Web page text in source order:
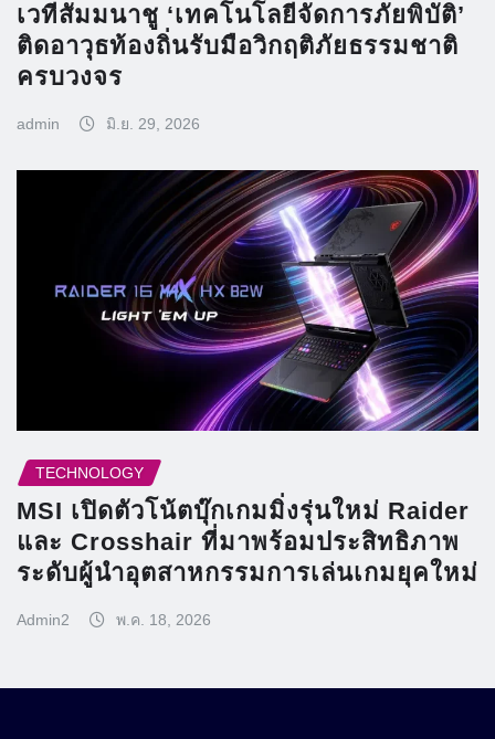
เวทีสัมมนาชู ‘เทคโนโลยีจัดการภัยพิบัติ’
ติดอาวุธท้องถิ่นรับมือวิกฤติภัยธรรมชาติ
ครบวงจร
admin มิ.ย. 29, 2026
TECHNOLOGY
MSI เปิดตัวโน้ตบุ๊กเกมมิ่งรุ่นใหม่ Raider
และ Crosshair ที่มาพร้อมประสิทธิภาพ
ระดับผู้นำอุตสาหกรรมการเล่นเกมยุคใหม่
Admin2 พ.ค. 18, 2026